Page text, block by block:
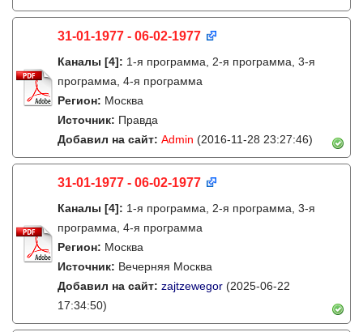
31-01-1977 - 06-02-1977
Каналы [4]: 1-я программа, 2-я программа, 3-я
программа, 4-я программа
Регион: Москва
Источник: Правда
Добавил на сайт: Admin (2016-11-28 23:27:46)
31-01-1977 - 06-02-1977
Каналы [4]: 1-я программа, 2-я программа, 3-я
программа, 4-я программа
Регион: Москва
Источник: Вечерняя Москва
Добавил на сайт: zajtzewegor (2025-06-22
17:34:50)